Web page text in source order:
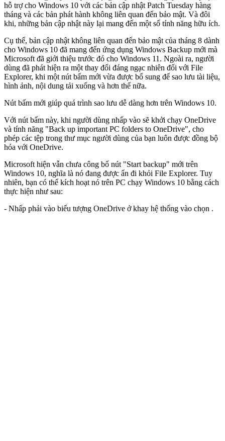
hỗ trợ cho Windows 10 với các bản cập nhật Patch Tuesday hàng
tháng và các bản phát hành không liên quan đến bảo mật. Và đôi
khi, những bản cập nhật này lại mang đến một số tính năng hữu ích.
Cụ thể, bản cập nhật không liên quan đến bảo mật của tháng 8 dành
cho Windows 10 đã mang đến ứng dụng Windows Backup mới mà
Microsoft đã giới thiệu trước đó cho Windows 11. Ngoài ra, người
dùng đã phát hiện ra một thay đổi đáng ngạc nhiên đối với File
Explorer, khi một nút bấm mới vừa được bổ sung để sao lưu tài liệu,
hình ảnh, nội dung tải xuống và hơn thế nữa.
Nút bấm mới giúp quá trình sao lưu dễ dàng hơn trên Windows 10.
Với nút bấm này, khi người dùng nhấp vào sẽ khởi chạy OneDrive
và tính năng "Back up important PC folders to OneDrive", cho
phép các tệp trong thư mục người dùng của bạn luôn được đồng bộ
hóa với OneDrive.
Microsoft hiện vẫn chưa công bố nút "Start backup" mới trên
Windows 10, nghĩa là nó đang được ẩn đi khỏi File Explorer. Tuy
nhiên, bạn có thể kích hoạt nó trên PC chạy Windows 10 bằng cách
thực hiện như sau:
- Nhấp phải vào biểu tượng OneDrive ở khay hệ thống vào chọn .